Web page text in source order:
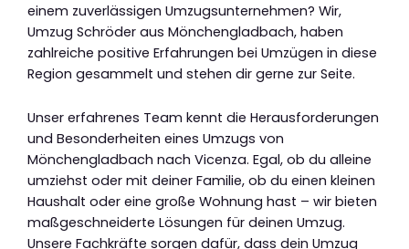
einem zuverlässigen Umzugsunternehmen? Wir,
Umzug Schröder aus Mönchengladbach, haben
zahlreiche positive Erfahrungen bei Umzügen in diese
Region gesammelt und stehen dir gerne zur Seite.
Unser erfahrenes Team kennt die Herausforderungen
und Besonderheiten eines Umzugs von
Mönchengladbach nach Vicenza. Egal, ob du alleine
umziehst oder mit deiner Familie, ob du einen kleinen
Haushalt oder eine große Wohnung hast – wir bieten
maßgeschneiderte Lösungen für deinen Umzug.
Unsere Fachkräfte sorgen dafür, dass dein Umzug